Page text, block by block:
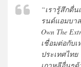
“เรารู้สึกตื่
รนด์แอมบา
Own The
เชื่อมต่อกับเ
ประเทศไท